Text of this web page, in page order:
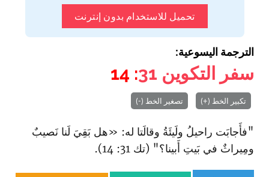
تحميل للاستخدام بدون إنترنت
الترجمة اليسوعية:
سفر التكوين 31
: 14
تكبير الخط (+) تصغير الخط (-)
"فأَجابَت راحيلُ ولَيئَةُ وقالَتا له: «هل بَقِيَ لَنا نَصيبٌ
ومِيراثٌ في بَيتِ أَبينا؟" (تك 31: 14).